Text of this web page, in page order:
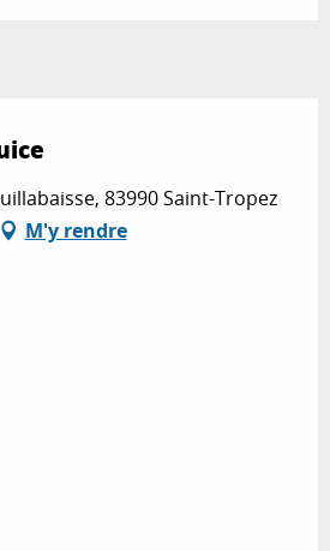
83990 Saint-Tropez
M'y rendre